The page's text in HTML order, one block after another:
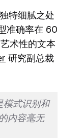
特细腻之处
准确率在 60
术性的文本
研究副总裁
模式识别和
内容毫无